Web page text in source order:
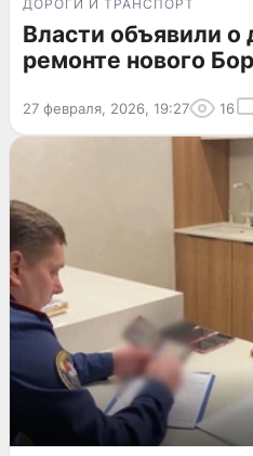
ДОРОГИ И ТРАНСПОРТ
Власти объявили о
ремонте нового
27 февраля, 2026, 19:27 16